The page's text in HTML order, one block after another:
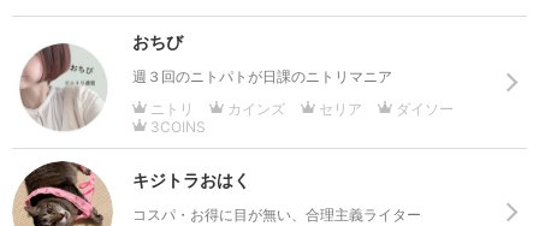
おちび
週３回のニトパトが日課のニトリマニア
ニトリ
カインズ セリア
ダイソー
3COINS
キジトラおはく
コスパ・お得に目が無い、合理主義ライター